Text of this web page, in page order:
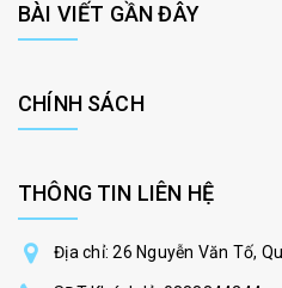
BÀI VIẾT GẦN ĐÂY
CHÍNH SÁCH
THÔNG TIN LIÊN HỆ
Địa chỉ: 26 Nguyễn Văn Tố,